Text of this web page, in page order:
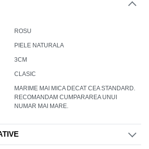
ROSU
PIELE NATURALA
3CM
CLASIC
MARIME MAI MICA DECAT CEA STANDARD.
RECOMANDAM CUMPARAREA UNUI
NUMAR MAI MARE.